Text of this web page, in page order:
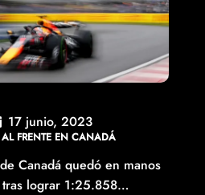
17 junio, 2023
FRENTE EN CANADÁ
Canadá quedó en manos
tras lograr 1:25.858…